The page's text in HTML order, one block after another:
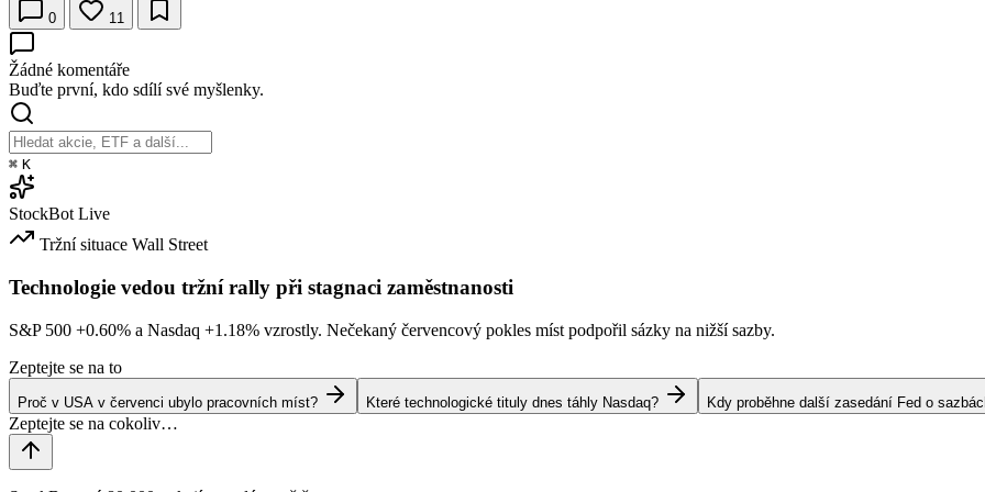
0 11
Žádné komentáře
Buďte první, kdo sdílí své myšlenky.
⌘ K
StockBot Live
Tržní situace Wall Street
Technologie vedou tržní rally při stagnaci zaměstnanosti
S&P 500 +0.60% a Nasdaq +1.18% vzrostly. Nečekaný červencový pokles míst podpořil sázky na nižší sazby.
Zeptejte se na to
Proč v USA v červenci ubylo pracovních míst? Které technologické tituly dnes táhly Nasdaq? Kdy proběhne další zasedání Fed o